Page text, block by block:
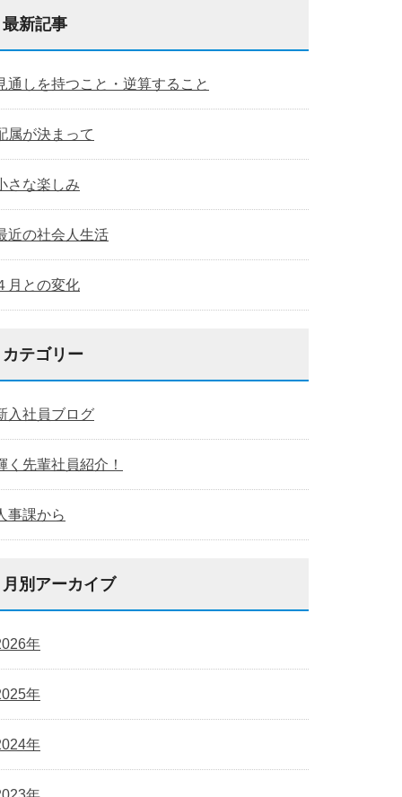
最新記事
通しを持つこと・逆算すること
属が決まって
さな楽しみ
近の社会人生活
月との変化
カテゴリー
入社員ブログ
く先輩社員紹介！
事課から
月別アーカイブ
年
年
年